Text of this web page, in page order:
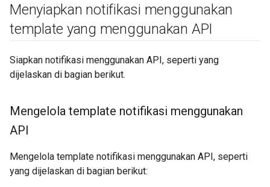
Menyiapkan notifikasi menggunakan
template yang menggunakan API
Siapkan notifikasi menggunakan API, seperti yang
dijelaskan di bagian berikut.
Mengelola template notifikasi menggunakan
API
Mengelola template notifikasi menggunakan API, seperti
yang dijelaskan di bagian berikut: